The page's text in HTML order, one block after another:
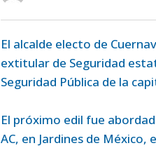
El alcalde electo de
extitular de Seguridad
Seguridad Pública de la
El próximo edil fue
AC, en Jardines de México,